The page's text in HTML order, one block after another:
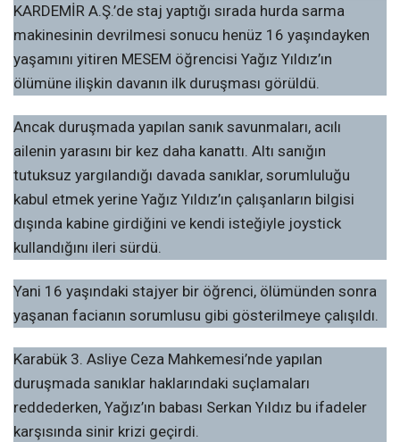
KARDEMİR A.Ş.’de staj yaptığı sırada hurda sarma
makinesinin devrilmesi sonucu henüz 16 yaşındayken
yaşamını yitiren MESEM öğrencisi Yağız Yıldız’ın
ölümüne ilişkin davanın ilk duruşması görüldü.
Ancak duruşmada yapılan sanık savunmaları, acılı
ailenin yarasını bir kez daha kanattı. Altı sanığın
tutuksuz yargılandığı davada sanıklar, sorumluluğu
kabul etmek yerine Yağız Yıldız’ın çalışanların bilgisi
dışında kabine girdiğini ve kendi isteğiyle joystick
kullandığını ileri sürdü.
Yani 16 yaşındaki stajyer bir öğrenci, ölümünden sonra
yaşanan facianın sorumlusu gibi gösterilmeye çalışıldı.
Karabük 3. Asliye Ceza Mahkemesi’nde yapılan
duruşmada sanıklar haklarındaki suçlamaları
reddederken, Yağız’ın babası Serkan Yıldız bu ifadeler
karşısında sinir krizi geçirdi.